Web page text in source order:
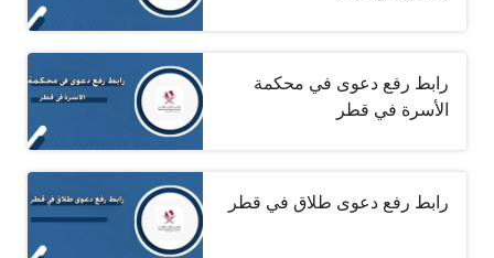
رابط رفع دعوى في محكمة
الأسرة في قطر
رابط رفع دعوى طلاق في قطر